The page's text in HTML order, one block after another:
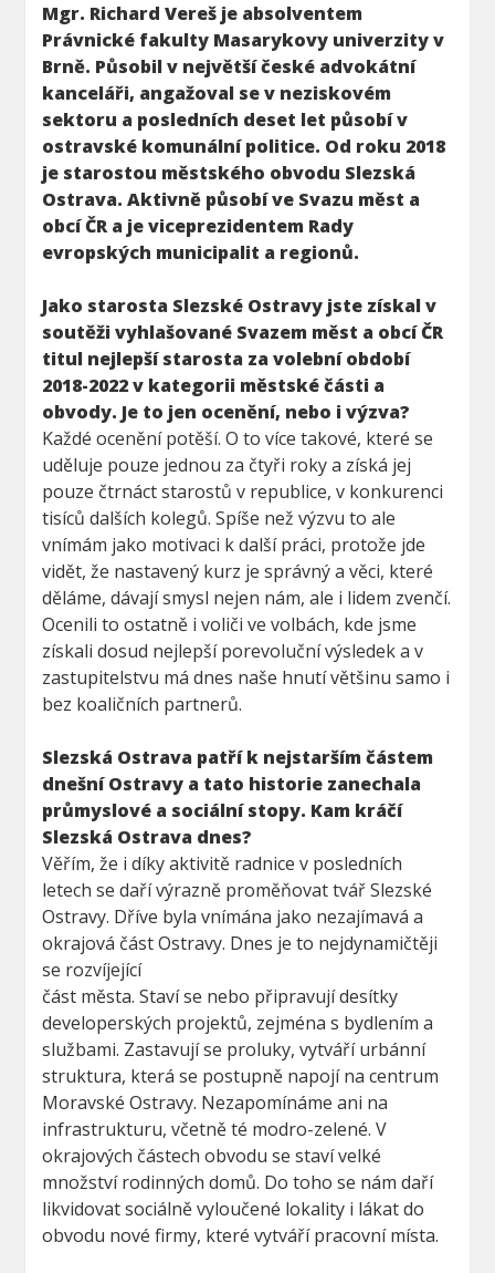
Mgr. Richard Vereš je absolventem
Právnické fakulty Masarykovy univerzity v
Brně. Působil v největší české advokátní
kanceláři, angažoval se v neziskovém
sektoru a posledních deset let působí v
ostravské komunální politice. Od roku 2018
je starostou městského obvodu Slezská
Ostrava. Aktivně působí ve Svazu měst a
obcí ČR a je viceprezidentem Rady
evropských municipalit a regionů.
Jako starosta Slezské Ostravy jste získal v
soutěži vyhlašované Svazem měst a obcí ČR
titul nejlepší starosta za volební období
2018-2022 v kategorii městské části a
obvody. Je to jen ocenění, nebo i výzva?
Každé ocenění potěší. O to více takové, které se
uděluje pouze jednou za čtyři roky a získá jej
pouze čtrnáct starostů v republice, v konkurenci
tisíců dalších kolegů. Spíše než výzvu to ale
vnímám jako motivaci k další práci, protože jde
vidět, že nastavený kurz je správný a věci, které
děláme, dávají smysl nejen nám, ale i lidem zvenčí.
Ocenili to ostatně i voliči ve volbách, kde jsme
získali dosud nejlepší porevoluční výsledek a v
zastupitelstvu má dnes naše hnutí většinu samo i
bez koaličních partnerů.
Slezská Ostrava patří k nejstarším částem
dnešní Ostravy a tato historie zanechala
průmyslové a sociální stopy. Kam kráčí
Slezská Ostrava dnes?
Věřím, že i díky aktivitě radnice v posledních
letech se daří výrazně proměňovat tvář Slezské
Ostravy. Dříve byla vnímána jako nezajímavá a
okrajová část Ostravy. Dnes je to nejdynamičtěji
se rozvíjející
část města. Staví se nebo připravují desítky
developerských projektů, zejména s bydlením a
službami. Zastavují se proluky, vytváří urbánní
struktura, která se postupně napojí na centrum
Moravské Ostravy. Nezapomínáme ani na
infrastrukturu, včetně té modro-zelené. V
okrajových částech obvodu se staví velké
množství rodinných domů. Do toho se nám daří
likvidovat sociálně vyloučené lokality i lákat do
obvodu nové firmy, které vytváří pracovní místa.